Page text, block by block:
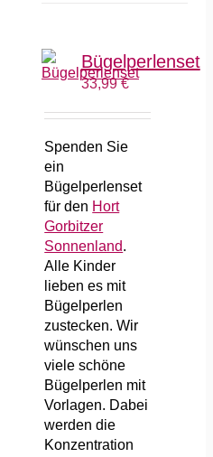
Bügelperlenset
33,99€
Spenden Sie
ein
Bügelperlenset
für den Hort
Gorbitzer
Sonnenland.
Alle Kinder
lieben es mit
Bügelperlen
zustecken. Wir
wünschen uns
viele schöne
Bügelperlen mit
Vorlagen. Dabei
werden die
Konzentration